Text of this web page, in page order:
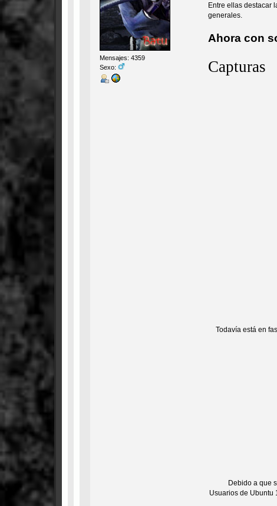
Mensajes: 4359
Sexo:
Entre ellas destacar
generales.
Ahora con
Capturas
Todavía está en
Debido a que
Usuarios de Ubuntu